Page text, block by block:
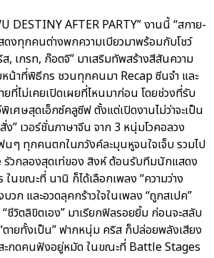
DESTINY AFTER PARTY” งานนี้ “สกาย-
งทุกคนต่างพกความเบียวมาพร้อมกับโชว์
, เกรท, ก๊อตจิ” มาเสริมทัพสร้างสีสันความ
น้าที่พิธีกร ชวนทุกคนมา Recap ซีนจำ และ
ที่ไม่เคยเปิดเผยที่ไหนมาก่อน โดยช่วงที่รับ
เศษสุดเอ็กซ์คลูซีฟ ตั้งแต่เปิดงานไม่ว่าจะเป็น
ง” เวอร์ชั่นภาษาจีน จาก 3 หนุ่มโวคอลวง
นๆ ทุกคนตกในภวังค์ละมุนหูจนใจเจ็บ รวมไป
รัวกลองสุดเท่ของ สิงห์ ต้อนรับทีมนักแสดง
ในขณะที่ นานิ ก็ได้เลือกเพลง “ความว่าง
วก และอวดลุคกร้าวใจในเพลง “ถูกสเปค”
ชีวิตลิขิตเอง” มาเรียกฟิลรอยยิ้ม ก่อนจะสลับ
ตายทั้งเป็น” ฟากหนุ่ม คริส ก็ปล่อยพลังเสียง
ะกดคนฟังอยู่หมัด ในขณะที่ Battle Stages